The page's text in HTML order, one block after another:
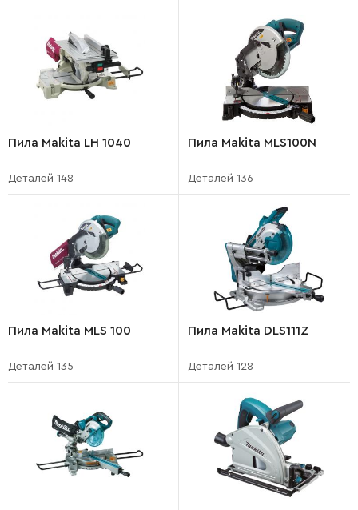
Пила Makita LH 1040
Деталей 148
Пила Makita MLS100N
Деталей 136
Пила Makita MLS 100
Деталей 135
Пила Makita DLS111Z
Деталей 128